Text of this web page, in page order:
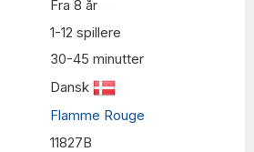
Fra 8 år
1-12 spillere
30-45 minutter
Dansk
Flamme Rouge
11827B